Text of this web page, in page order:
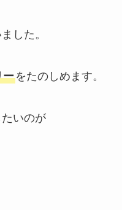
した。
ーをたのしめます。
いのが